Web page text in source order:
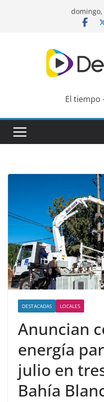
domingo,
El tiempo
DESTACADAS LOCALES
Anuncian
energía
julio en
Bahía